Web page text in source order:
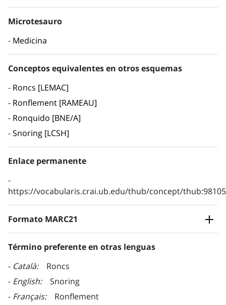
Microtesauro
Medicina
Conceptos equivalentes en otros esquemas
Roncs [LEMAC]
Ronflement [RAMEAU]
Ronquido [BNE/A]
Snoring [LCSH]
Enlace permanente
https://vocabularis.crai.ub.edu/thub/concept/
Formato MARC21
Término preferente en otras lenguas
Català
Roncs
English
Snoring
Français
Ronflement